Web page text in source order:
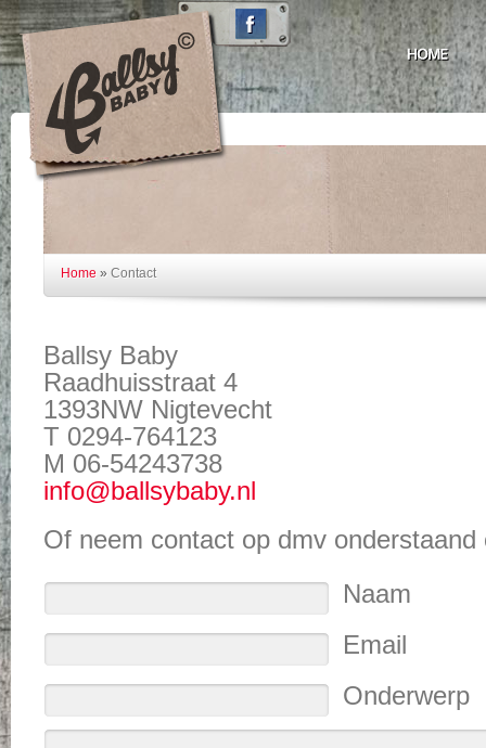
Home » Contact
Ballsy Baby
Raadhuisstraat 4
1393NW Nigtevecht
T 0294-764123
M 06-54243738
info@ballsybaby.nl
Of neem contact op dmv
Naam
Email
Onderwerp